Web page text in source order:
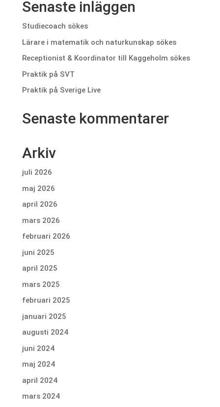
Senaste inläggen
Studiecoach sökes
Lärare i matematik och naturkunskap sökes
Receptionist & Koordinator till Kaggeholm sökes
Praktik på SVT
Praktik på Sverige Live
Senaste kommentarer
Arkiv
juli 2026
maj 2026
april 2026
mars 2026
februari 2026
juni 2025
april 2025
mars 2025
februari 2025
januari 2025
augusti 2024
juni 2024
maj 2024
april 2024
mars 2024